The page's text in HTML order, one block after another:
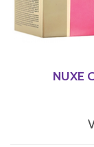
NUXE